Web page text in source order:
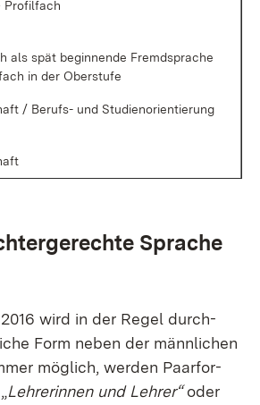
Pro­fil­fach
als spät be­gin­nen­de Fremd­spra­che
in der Ober­stu­fe
/ Be­rufs- und Stu­di­en­ori­en­tie­rung
Spra­che
wird in der Re­gel durch­
Form ne­ben der männ­li­chen
mög­lich, wer­den Paar­for­
Leh­re­rin­nen und Leh­rer“oder